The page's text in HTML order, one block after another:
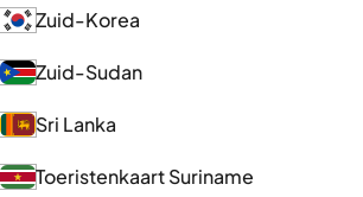
Zuid-Korea
Zuid-Sudan
Sri Lanka
Toeristenkaart Suriname